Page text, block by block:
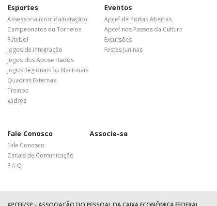
Esportes
Assessoria (corrida/natação)
Campeonatos ou Torneios
Futebol
Jogos de Integração
Jogos dos Aposentados
Jogos Regionais ou Nacionais
Quadras Externas
Treinos
xadrez
Eventos
Apcef de Portas Abertas
Apcef nos Passos da Cultura
Excursões
Festas Juninas
Fale Conosco
Fale Conosco
Canais de Comunicação
F A Q
Associe-se